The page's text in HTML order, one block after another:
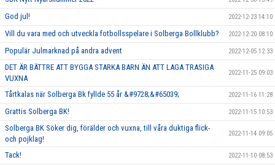
God jul! 2022-12-23 14:10
Vill du vara med och utveckla fotbollsspelare i Solberga Bollklubb? 2022-12-20 08:10
Populär Julmarknad på andra advent 2022-12-05 12:33
DET ÄR BÄTTRE ATT BYGGA STARKA BARN ÄN ATT LAGA TRASIGA
VUXNA
2022-11-25 09:03
Tårtkalas när Solberga Bk fyllde 55 år &#9728;&#65039; 2022-11-16 11:28
Grattis Solberga BK! 2022-11-15 10:53
Solberga BK Söker dig, förälder och vuxna, till våra duktiga flick-
och pojklag!
2022-11-14 09:05
Tack! 2022-11-10 08:53